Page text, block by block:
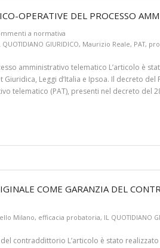
OPERATIVE DEL PROCESSO
a normativa
QUOTIDIANO GIURIDICO, Maurizio Reale, PAT,
amministrativo telematico L’articolo è
Leggi d’Italia e Ipsoa. Il decreto
telematico (PAT), presenti nel decreto del
COME GARANZIA DEL
Milano, efficacia probatoria, IL QUOTIDIANO
contraddittorio L’articolo è stato